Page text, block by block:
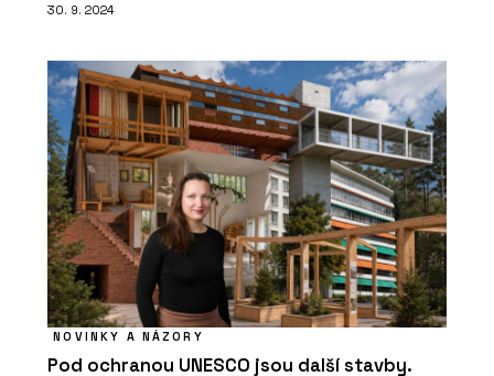
30. 9. 2024
NOVINKY A NÁZORY
Pod ochranou UNESCO jsou další stavby.